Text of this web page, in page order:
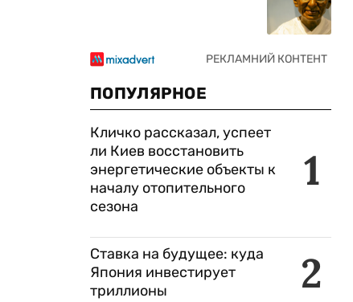
ПОПУЛЯРНОЕ
1
Кличко рассказал, успеет
ли Киев восстановить
энергетические объекты к
началу отопительного
сезона
2
Ставка на будущее: куда
Япония инвестирует
триллионы